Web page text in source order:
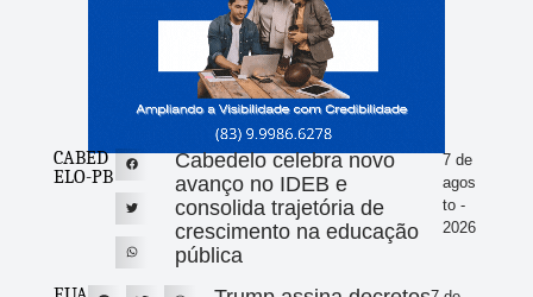
CABED
ELO-PB
Cabedelo celebra novo
avanço no IDEB e
consolida trajetória de
crescimento na educação
pública
7 de
agos
to -
2026